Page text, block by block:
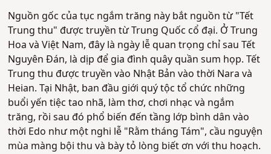
Nguồn gốc của tục ngắm trăng này bắt nguồn từ "Tết
Trung thu" được truyền từ Trung Quốc cổ đại. Ở Trung
Hoa và Việt Nam, đây là ngày lễ quan trọng chỉ sau Tết
Nguyên Đán, là dịp để gia đình quây quần sum họp. Tết
Trung thu được truyền vào Nhật Bản vào thời Nara và
Heian. Tại Nhật, ban đầu giới quý tộc tổ chức những
buổi yến tiệc tao nhã, làm thơ, chơi nhạc và ngắm
trăng, rồi sau đó phổ biến đến tầng lớp bình dân vào
thời Edo như một nghi lễ "Rằm tháng Tám", cầu nguyện
mùa màng bội thu và bày tỏ lòng biết ơn với thu hoạch.